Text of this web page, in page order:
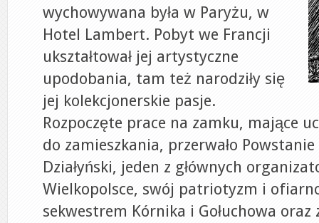
wychowywana była w Paryżu, w
Hotel Lambert. Pobyt we Francji
ukształtował jej artystyczne
upodobania, tam też narodziły się
jej kolekcjonerskie pasje.
Rozpoczęte prace na zamku, mające
do zamieszkania, przerwało Powstanie
Działyński, jeden z głównych
Wielkopolsce, swój patriotyzm i
sekwestrem Kórnika i Gołuchowa oraz